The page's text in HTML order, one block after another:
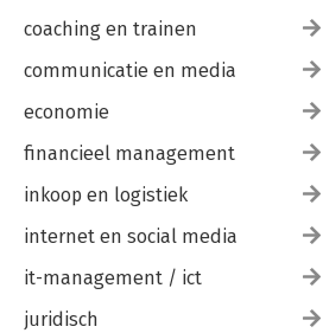
coaching en trainen
communicatie en media
economie
financieel management
inkoop en logistiek
internet en social media
it-management / ict
juridisch